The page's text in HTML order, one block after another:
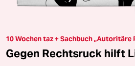
10 Wochen taz + Sachbuch „Autoritäre
Gegen Rechtsruck hilft